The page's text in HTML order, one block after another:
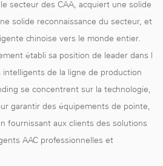
secteur des CAA, acquiert une solide
solide reconnaissance du secteur, et
chinoise vers le monde entier.
établi sa position de leader dans l
de la ligne de production
se concentrent sur la technologie,
garantir des équipements de pointe,
fournissant aux clients des solutions
AAC professionnelles et